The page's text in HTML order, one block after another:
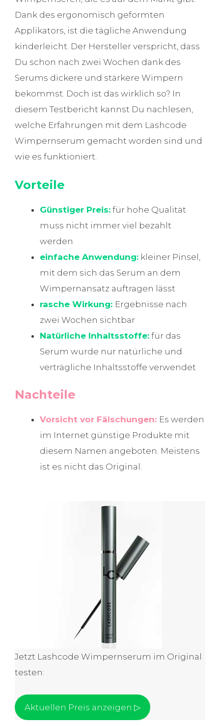
Dank des ergonomisch geformten
Applikators, ist die tägliche Anwendung
kinderleicht. Der Hersteller verspricht, dass
Du schon nach zwei Wochen dank des
Serums dickere und stärkere Wimpern
bekommst. Doch ist das wirklich so? In
diesem Testbericht kannst Du nachlesen,
welche Erfahrungen mit dem Lashcode
Wimpernserum gemacht worden sind und
wie es funktioniert.
Vorteile
Günstiger Preis: für hohe Qualität
muss nicht immer viel bezahlt
werden
einfache Anwendung: kleiner Pinsel,
mit dem sich das Serum an dem
Wimpernansatz auftragen lässt
rasche Wirkung: Ergebnisse nach
zwei Wochen sichtbar
Natürliche Inhaltsstoffe: für das
Serum wurde nur natürliche und
verträgliche Inhaltsstoffe verwendet
Nachteile
Vorsicht vor Fälschungen: Es werden
im Internet günstige Produkte mit
diesem Namen angeboten. Meistens
ist es nicht das Original.
Jetzt Lashcode Wimpernserum im Original
testen:
Aktuellen Preis anzeigen ▷